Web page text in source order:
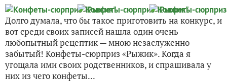
Долго думала, что бы такое приготовить на конкурс, и
вот среди своих записей нашла один очень
любопытный рецептик — мною незаслуженно
забытый! Конфеты-сюрприз «Рыжик». Когда я
угощала ими своих родственников, и спрашивала у
них из чего конфеты...